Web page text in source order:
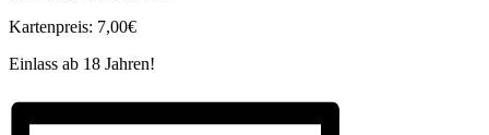
Kartenpreis: 7,00€
Einlass ab 18 Jahren!